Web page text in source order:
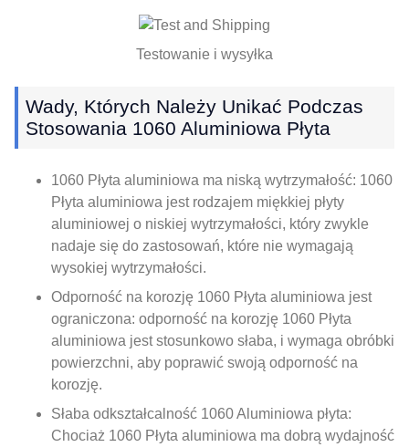
Testowanie i wysyłka
Wady, Których Należy Unikać Podczas
Stosowania 1060 Aluminiowa Płyta
1060 Płyta aluminiowa ma niską wytrzymałość: 1060
Płyta aluminiowa jest rodzajem miękkiej płyty
aluminiowej o niskiej wytrzymałości, który zwykle
nadaje się do zastosowań, które nie wymagają
wysokiej wytrzymałości.
Odporność na korozję 1060 Płyta aluminiowa jest
ograniczona: odporność na korozję 1060 Płyta
aluminiowa jest stosunkowo słaba, i wymaga obróbki
powierzchni, aby poprawić swoją odporność na
korozję.
Słaba odkształcalność 1060 Aluminiowa płyta:
Chociaż 1060 Płyta aluminiowa ma dobrą wydajność